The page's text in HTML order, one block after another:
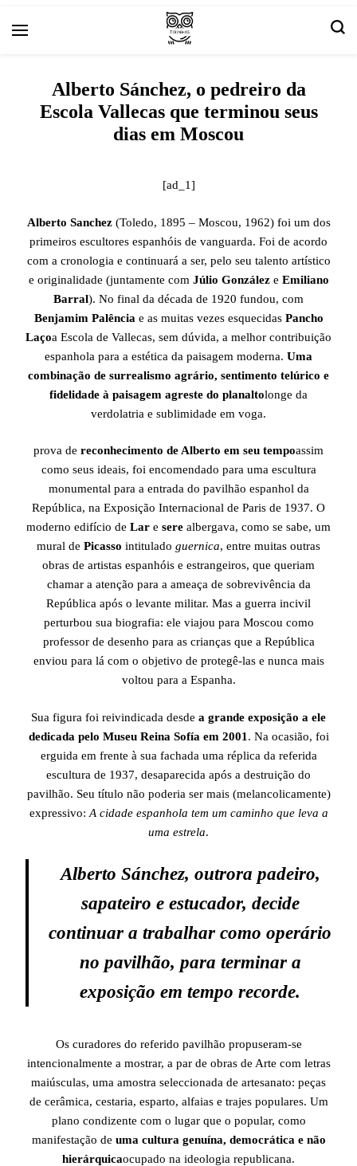
Tirinha.com
Alberto Sánchez, o pedreiro da
Escola Vallecas que terminou seus
dias em Moscou
[ad_1]
Alberto Sanchez(Toledo, 1895 – Moscou, 1962) foi um dos
primeiros escultores espanhóis de vanguarda. Foi de acordo
com a cronologia e continuará a ser, pelo seu talento artístico
e originalidade (juntamente com Júlio Gonzáleze Emiliano
Barral). No final da década de 1920 fundou, com
Benjamim Palência e as muitas vezes esquecidas Pancho
Laçoa Escola de Vallecas, sem dúvida, a melhor contribuição
espanhola para a estética da paisagem moderna. Uma
combinação de surrealismo agrário, sentimento telúrico e
fidelidade à paisagem agreste do planaltolonge da
verdolatria e sublimidade em voga.
prova de reconhecimento de Alberto em seu tempoassim
como seus ideais, foi encomendado para uma escultura
monumental para a entrada do pavilhão espanhol da
República, na Exposição Internacional de Paris de 1937. O
moderno edifício de Lar e sere albergava, como se sabe, um
mural de Picasso intitulado guernica, entre muitas outras
obras de artistas espanhóis e estrangeiros, que queriam
chamar a atenção para a ameaça de sobrevivência da
República após o levante militar. Mas a guerra incivil
perturbou sua biografia: ele viajou para Moscou como
professor de desenho para as crianças que a República
enviou para lá com o objetivo de protegê-las e nunca mais
voltou para a Espanha.
Sua figura foi reivindicada desde a grande exposição a ele
dedicada pelo Museu Reina Sofía em 2001 . Na ocasião, foi
erguida em frente à sua fachada uma réplica da referida
escultura de 1937, desaparecida após a destruição do
pavilhão. Seu título não poderia ser mais (melancolicamente)
expressivo: A cidade espanhola tem um caminho que leva a
uma estrela.
Alberto Sánchez, outrora padeiro,
sapateiro e estucador, decide
continuar a trabalhar como operário
no pavilhão, para terminar a
exposição em tempo recorde.
Os curadores do referido pavilhão propuseram-se
intencionalmente a mostrar, a par de obras de Arte com letras
maiúsculas, uma amostra seleccionada de artesanato: peças
de cerâmica, cestaria, esparto, alfaias e trajes populares. Um
plano condizente com o lugar que o popular, como
manifestação de uma cultura genuína, democrática e não
hierárquicaocupado na ideologia republicana.